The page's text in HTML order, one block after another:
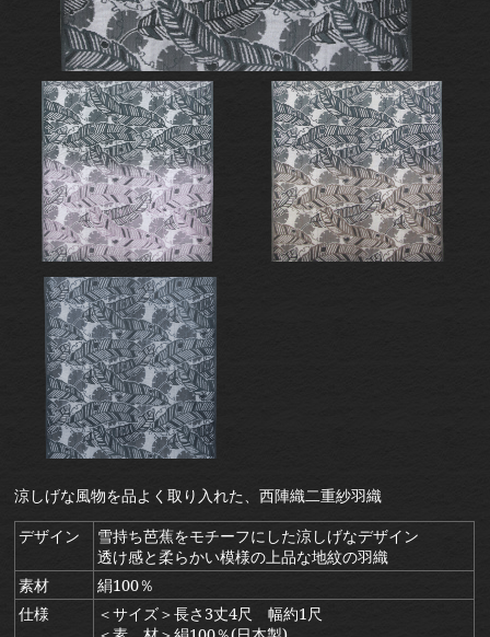
涼しげな風物を品よく取り入れた、西陣織二重紗羽織
デザイン
雪持ち芭蕉をモチーフにした涼しげなデザイン
透け感と柔らかい模様の上品な地紋の羽織
素材
絹100％
仕様
＜サイズ＞長さ3丈4尺 幅約1尺